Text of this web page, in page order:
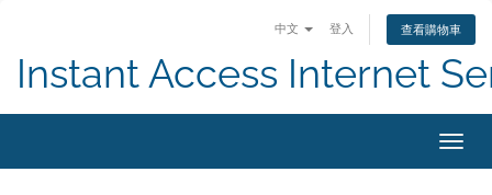
中文 登入 查看購物車
Instant Access Internet
切
換